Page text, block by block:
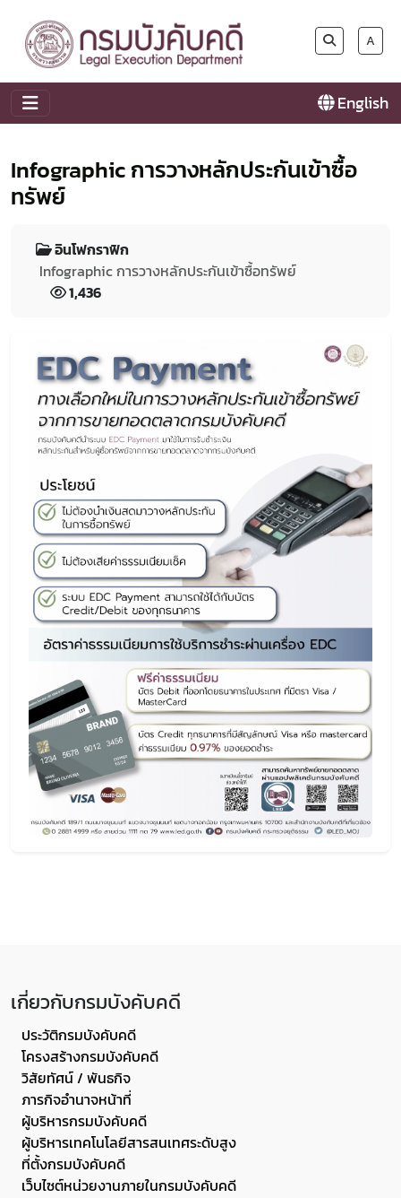
A
English
Infographic การวางหลักประกันเข้าซื้อ
ทรัพย์
อินโฟกราฟิก
Infographic การวางหลักประกันเข้าซื้อทรัพย์
1,436
เกี่ยวกับกรมบังคับคดี
ประวัติกรมบังคับคดี
โครงสร้างกรมบังคับคดี
วิสัยทัศน์ / พันธกิจ
ภารกิจอำนาจหน้าที่
ผู้บริหารกรมบังคับคดี
ผู้บริหารเทคโนโลยีสารสนเทศระดับสูง
ที่ตั้งกรมบังคับคดี
เว็บไซต์หน่วยงานภายในกรมบังคับคดี